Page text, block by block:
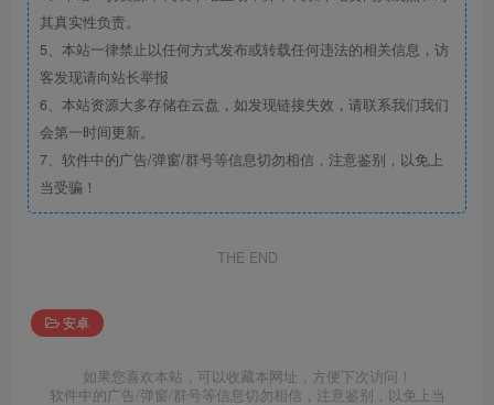
其真实性负责。
5、本站一律禁止以任何方式发布或转载任何违法的相关信息，访
客发现请向站长举报
6、本站资源大多存储在云盘，如发现链接失效，请联系我们我们
会第一时间更新。
7、软件中的广告/弹窗/群号等信息切勿相信，注意鉴别，以免上
当受骗！
THE END
安卓
如果您喜欢本站，可以收藏本网址，方便下次访问！
软件中的广告/弹窗/群号等信息切勿相信，注意鉴别，以免上当